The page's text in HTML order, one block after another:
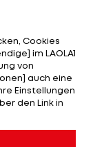
Spiel
Cookies
im LAOLA1
von
auch eine
Einstellungen
den Link in